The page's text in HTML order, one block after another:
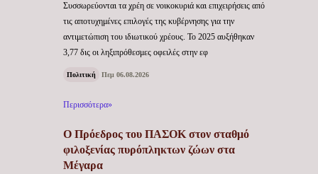
Συσσωρεύονται τα χρέη σε νοικοκυριά και επιχειρήσεις από
τις αποτυχημένες επιλογές της κυβέρνησης για την
αντιμετώπιση του ιδιωτικού χρέους. Το 2025 αυξήθηκαν
3,77 δις οι ληξιπρόθεσμες οφειλές στην εφ
Πολιτική Πεμ 06.08.2026
Περισσότερα»
Ο Πρόεδρος του ΠΑΣΟΚ στον σταθμό
φιλοξενίας πυρόπληκτων ζώων στα
Μέγαρα